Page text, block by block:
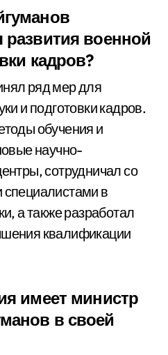
военной
кадров?
ряд мер для
и подготовки кадров.
обучения и
научно-
сотрудничал со
в
а также разработал
квалификации
имеет министр
в своей